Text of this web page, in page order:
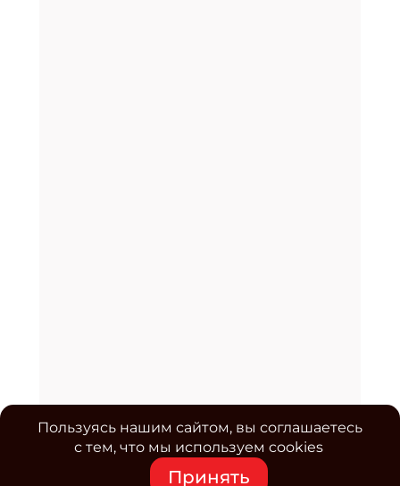
Пользуясь нашим сайтом, вы соглашаетесь
с тем, что мы используем cookies
Принять